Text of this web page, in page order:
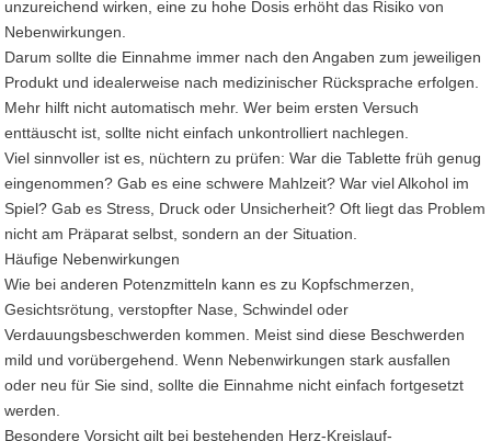
unzureichend wirken, eine zu hohe Dosis erhöht das Risiko von
Nebenwirkungen.
Darum sollte die Einnahme immer nach den Angaben zum jeweiligen
Produkt und idealerweise nach medizinischer Rücksprache erfolgen.
Mehr hilft nicht automatisch mehr. Wer beim ersten Versuch
enttäuscht ist, sollte nicht einfach unkontrolliert nachlegen.
Viel sinnvoller ist es, nüchtern zu prüfen: War die Tablette früh genug
eingenommen? Gab es eine schwere Mahlzeit? War viel Alkohol im
Spiel? Gab es Stress, Druck oder Unsicherheit? Oft liegt das Problem
nicht am Präparat selbst, sondern an der Situation.
Häufige Nebenwirkungen
Wie bei anderen Potenzmitteln kann es zu Kopfschmerzen,
Gesichtsrötung, verstopfter Nase, Schwindel oder
Verdauungsbeschwerden kommen. Meist sind diese Beschwerden
mild und vorübergehend. Wenn Nebenwirkungen stark ausfallen
oder neu für Sie sind, sollte die Einnahme nicht einfach fortgesetzt
werden.
Besondere Vorsicht gilt bei bestehenden Herz-Kreislauf-